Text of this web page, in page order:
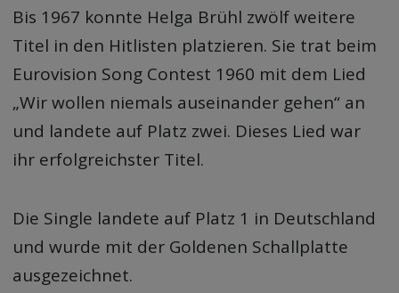
Bis 1967 konnte Helga Brühl zwölf weitere
Titel in den Hitlisten platzieren. Sie trat beim
Eurovision Song Contest 1960 mit dem Lied
„Wir wollen niemals auseinander gehen“ an
und landete auf Platz zwei. Dieses Lied war
ihr erfolgreichster Titel.
Die Single landete auf Platz 1 in Deutschland
und wurde mit der Goldenen Schallplatte
ausgezeichnet.